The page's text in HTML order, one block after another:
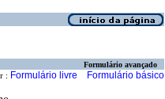
Formulário avançado
: Formulário livre Formulário básico